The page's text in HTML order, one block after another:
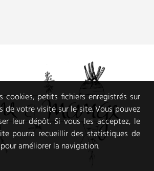
cookies, petits fichiers enregistrés sur
de votre visite sur le site. Vous pouvez
leur dépôt. Si vous les acceptez, le
pourra recueillir des statistiques de
améliorer la navigation.